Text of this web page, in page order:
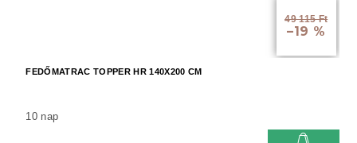
49 115 Ft
–19 %
FEDŐMATRAC TOPPER HR 140X200 CM
10 nap